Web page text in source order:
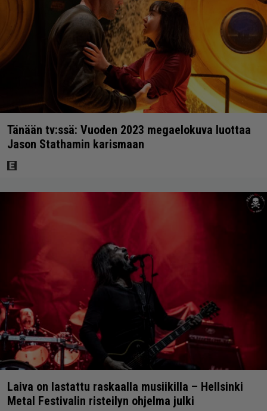
Tänään tv:ssä: Vuoden 2023 megaelokuva luottaa
Jason Stathamin karismaan
Laiva on lastattu raskaalla musiikilla – Hellsinki
Metal Festivalin risteilyn ohjelma julki